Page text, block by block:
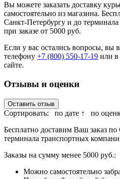
Вы можете заказать доставку
самостоятельно из магазина.
Санкт-Петербургу и до
при заказе от 5000 руб.
Если у вас остались вопросы, вы
телефону +7 (800) 550-17-19 или в
сайте.
Отзывы и оценки
Оставить отзыв
Сортировать: по дате ↑
по
Бесплатно доставим Ваш заказ
терминала транспортных
Заказы на сумму менее 5000 руб.:
Можно самостоятельно